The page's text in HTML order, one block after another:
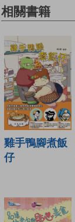
相關書籍
雞手鴨腳煮飯
仔